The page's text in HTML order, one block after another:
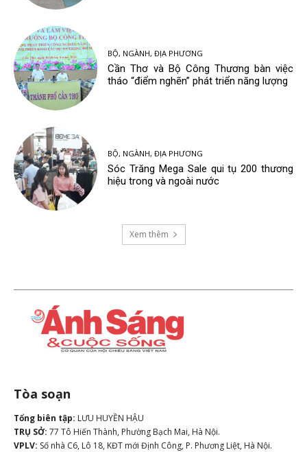
BỘ, NGÀNH, ĐỊA PHƯƠNG
Cần Thơ và Bộ Công Thương bàn việc
tháo “điểm nghẽn” phát triển năng lượng
BỘ, NGÀNH, ĐỊA PHƯƠNG
Sóc Trăng Mega Sale qui tụ 200 thương
hiệu trong và ngoài nước
Xem thêm
Tòa soạn
Tổng biên tập: LƯU HUYỀN HẬU
TRỤ SỞ: 77 Tô Hiến Thành, Phường Bạch Mai, Hà Nội.
VPLV: Số nhà C6, Lô 18, KĐT mới Định Công, P. Phương Liệt, Hà Nội.